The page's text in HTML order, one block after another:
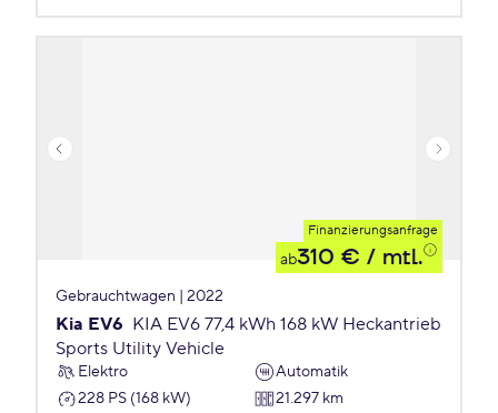
Finanzierungsanfrage
ab310 € / mtl.
Gebrauchtwagen | 2022
Kia EV6 KIA EV6 77,4 kWh 168 kW Heckantrieb
Sports Utility Vehicle
Elektro
Automatik
228 PS (168 kW)
21.297 km